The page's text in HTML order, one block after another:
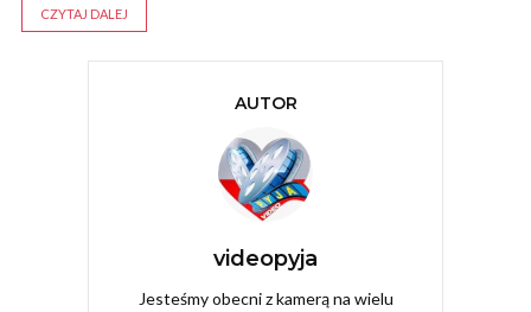
CZYTAJ DALEJ
AUTOR
videopyja
Jesteśmy obecni z kamerą na wielu